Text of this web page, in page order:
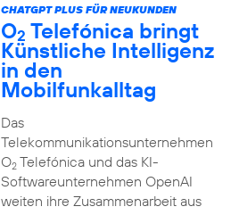
CHATGPT PLUS FÜR NEUKUNDEN
O2 Telefónica bringt
Künstliche Intelligenz
in den
Mobilfunkalltag
Das
Telekommunikationsunternehmen
O2Telefónica und das KI-
Softwareunternehmen OpenAI
weiten ihre Zusammenarbeit aus